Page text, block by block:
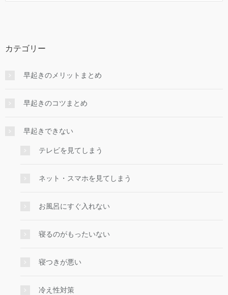
カテゴリー
早起きのメリットまとめ
早起きのコツまとめ
早起きできない
テレビを見てしまう
ネット・スマホを見てしまう
お風呂にすぐ入れない
寝るのがもったいない
寝つきが悪い
冷え性対策